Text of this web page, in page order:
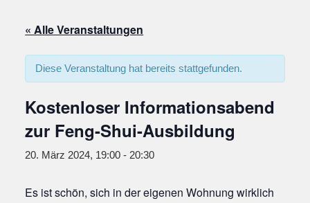
« Alle Veranstaltungen
Diese Veranstaltung hat bereits stattgefunden.
Kostenloser Informationsabend
zur Feng-Shui-Ausbildung
20. März 2024, 19:00 - 20:30
Es ist schön, sich in der eigenen Wohnung wirklich